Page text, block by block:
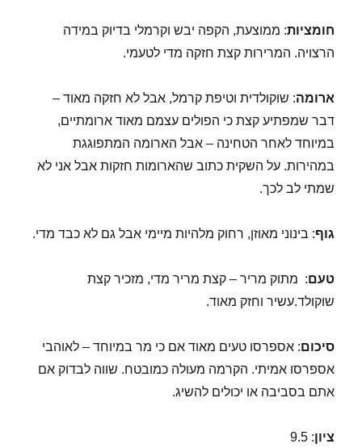
חומציות: ממוצעת, הקפה יבש וקרמלי בדיוק במידה
הרצויה. המרירות קצת חזקה מדי לטעמי.
ארומה: שוקולדית וטיפת קרמל, אבל לא חזקה מאוד –
דבר שמפתיע קצת כי הפולים עצמם מאוד ארומתיים,
במיוחד לאחר הטחינה – אבל הארומה המתפוגגת
במהירות. על השקית כתוב שהארומות חזקות אבל אני לא
שמתי לב לכך.
גוף: בינוני מאוזן, רחוק מלהיות מיימי אבל גם לא כבד מדי.
טעם: מתוק מריר – קצת מריר מדי, מזכיר קצת
שוקולד.עשיר וחזק מאוד.
סיכום: אספרסו טעים מאוד אם כי מר במיוחד – לאוהבי
אספרסו אמיתי. הקרמה מעולה כמובטח. שווה לבדוק אם
אתם בסביבה או יכולים להשיג.
ציון: 9.5